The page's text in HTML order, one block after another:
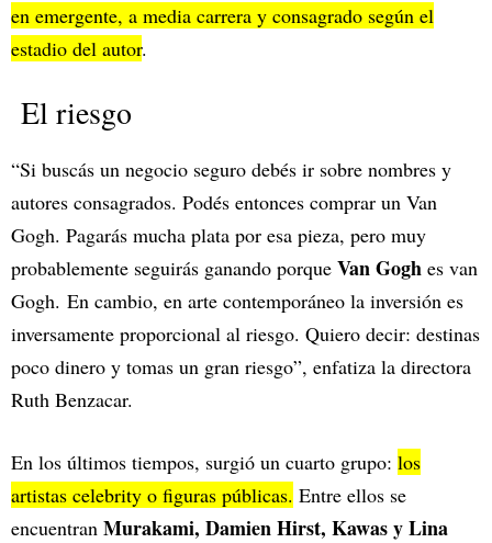
en emergente, a media carrera y consagrado según el
estadio del autor.
El riesgo
“Si buscás un negocio seguro debés ir sobre nombres y
autores consagrados. Podés entonces comprar un Van
Gogh. Pagarás mucha plata por esa pieza, pero muy
probablemente seguirás ganando porque Van Gogh es van
Gogh. En cambio, en arte contemporáneo la inversión es
inversamente proporcional al riesgo. Quiero decir: destinas
poco dinero y tomas un gran riesgo”, enfatiza la directora
Ruth Benzacar.
En los últimos tiempos, surgió un cuarto grupo: los
artistas celebrity o figuras públicas. Entre ellos se
encuentran Murakami, Damien Hirst, Kawas y Lina